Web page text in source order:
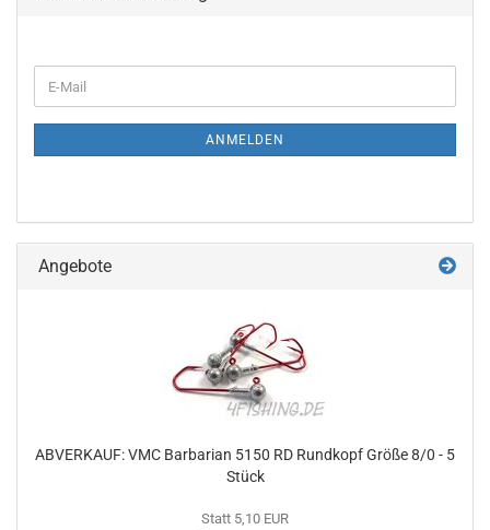
ZUR
E-
Mail
ANMELDEN
Angebote
ABVERKAUF: VMC Barbarian 5150 RD Rundkopf Größe 8/0 - 5
Stück
Statt 5,10 EUR